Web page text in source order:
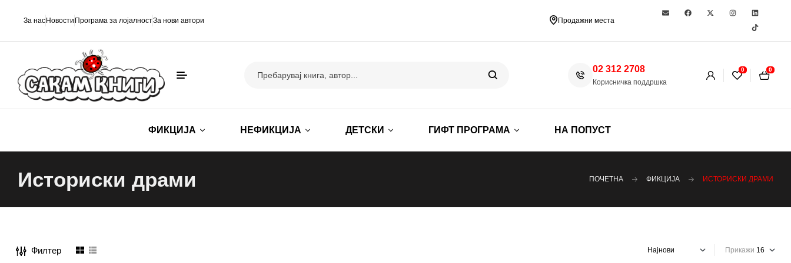
За нас Новости Програма за лојалностЗа нови автори Продажни места
02 312 2708
Корисничка поддршка
0 0
ФИКЦИЈА НЕФИКЦИЈА ДЕТСКИ ГИФТ ПРОГРАМА НА ПОПУСТ
Историски драми ПОЧЕТНА ФИКЦИЈА ИСТОРИСКИ ДРАМИ
Филтер Прикажи